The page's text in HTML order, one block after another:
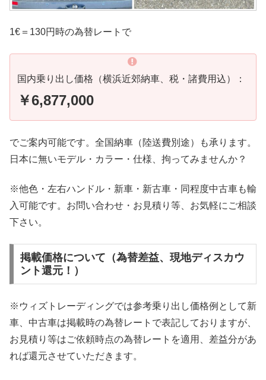
1€＝130円時の為替レートで
国内乗り出し価格（横浜近郊納車、税・諸費用込）：
￥6,877,000
でご案内可能です。全国納車（陸送費別途）も承ります。
日本に無いモデル・カラー・仕様、拘ってみませんか？
※他色・左右ハンドル・新車・新古車・同程度中古車も輸
入可能です。お問い合わせ・お見積り等、お気軽にご相談
下さい。
掲載価格について（為替差益、現地ディスカウ
ント還元！）
※ウィズトレーディングでは参考乗り出し価格例として新
車、中古車は掲載時の為替レートで表記しておりますが、
お見積り等はご依頼時点の為替レートを適用、差益分があ
れば還元させていただきます。